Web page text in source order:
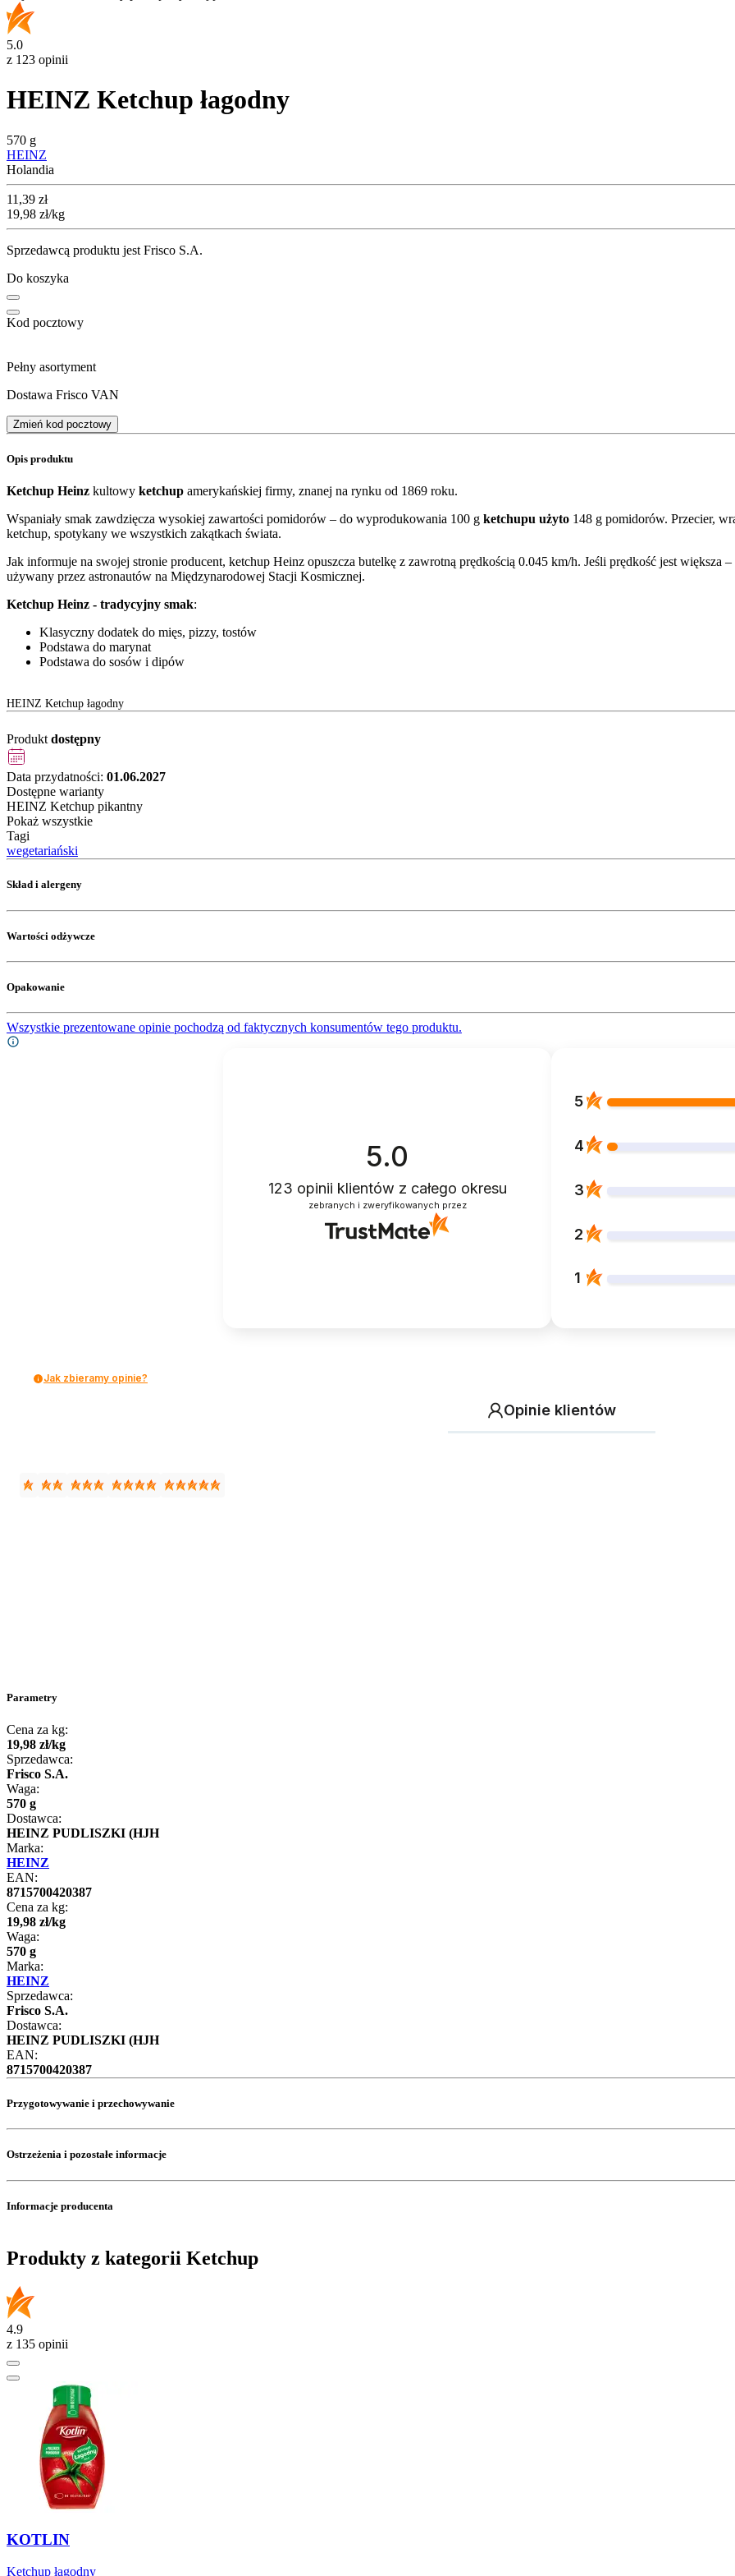
5.0
z 123 opinii
HEINZ Ketchup łagodny
570 g
HEINZ
Holandia
Cena
11,39 zł
19,98 zł/kg
Sprzedawcą produktu jest Frisco S.A.
Do koszyka
Kod pocztowy
Pełny asortyment
Dostawa Frisco VAN
Zmień kod pocztowy
Opis produktu
Ketchup Heinz kultowy ketchup amerykańskiej firmy, znanej na rynku od 1869 roku.
Wspaniały smak zawdzięcza wysokiej zawartości pomidorów – do wyprodukowania 100 g ketchupu użyto 148 g pomidorów. Przecier,
ketchup, spotykany we wszystkich zakątkach świata.
Jak informuje na swojej stronie producent, ketchup Heinz opuszcza butelkę z zawrotną prędkością 0.045 km/h. Jeśli prędkość jest większa
używany przez astronautów na Międzynarodowej Stacji Kosmicznej.
Ketchup Heinz - tradycyjny smak:
Klasyczny dodatek do mięs, pizzy, tostów
Podstawa do marynat
Podstawa do sosów i dipów
HEINZ Ketchup łagodny
Produkt dostępny
Data przydatności: 01.06.2027
Dostępne warianty
HEINZ Ketchup pikantny
Pokaż wszystkie
Tagi
wegetariański
Skład i alergeny
Wartości odżywcze
Opakowanie
Wszystkie prezentowane opinie pochodzą od faktycznych konsumentów tego produktu.
5.0
123 opinii klientów z całego okresu
zebranych i zweryfikowanych przez
5
4
3
2
1
Jak zbieramy opinie?
Opinie klientów
Parametry
Cena za kg:
19,98 zł/kg
Sprzedawca:
Frisco S.A.
Waga:
570 g
Dostawca:
HEINZ PUDLISZKI (HJH
Marka:
HEINZ
EAN:
8715700420387
Cena za kg:
19,98 zł/kg
Waga:
570 g
Marka:
HEINZ
Sprzedawca:
Frisco S.A.
Dostawca:
HEINZ PUDLISZKI (HJH
EAN:
8715700420387
Przygotowywanie i przechowywanie
Ostrzeżenia i pozostałe informacje
Informacje producenta
Produkty z kategorii Ketchup
4.9
z 135 opinii
KOTLIN
Ketchup łagodny